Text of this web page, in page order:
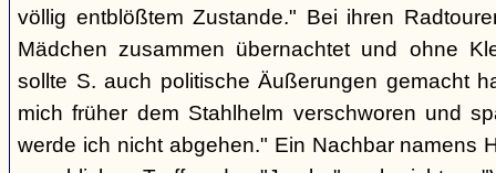
völlig entblößtem Zustande." Bei ihren
Mädchen zusammen übernachtet und ohne
sollte S. auch politische Äußerungen gemacht
mich früher dem Stahlhelm verschworen und
werde ich nicht abgehen." Ein Nachbar namens